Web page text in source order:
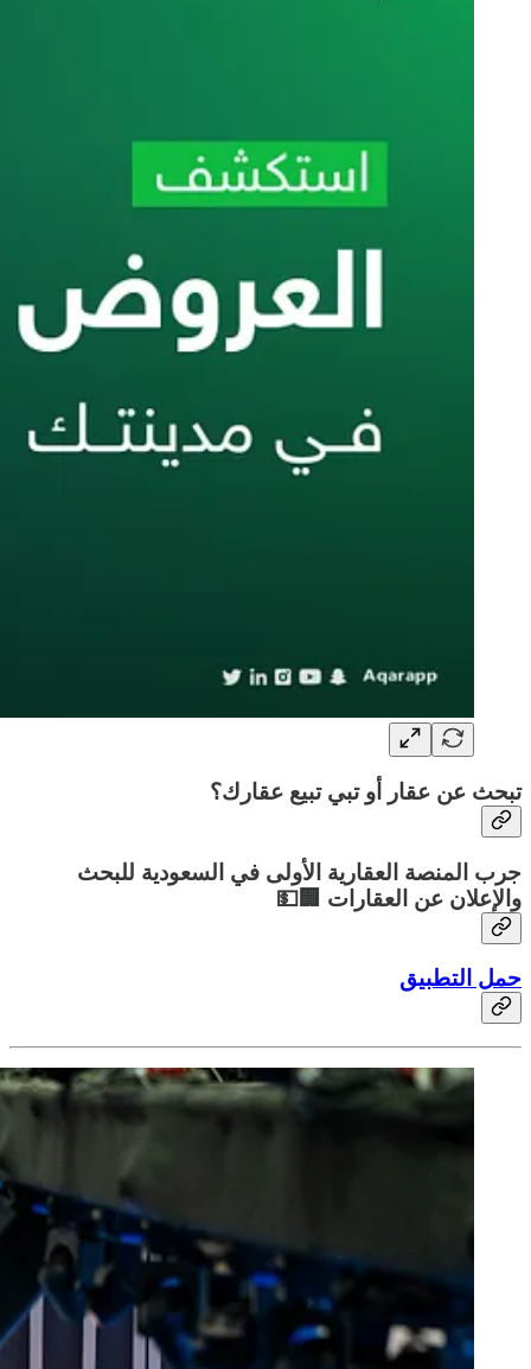
تبحث عن عقار أو تبي تبيع عقارك؟
جرب المنصة العقارية الأولى في السعودية للبحث
والإعلان عن العقارات 🏢💵
حمل التطبيق